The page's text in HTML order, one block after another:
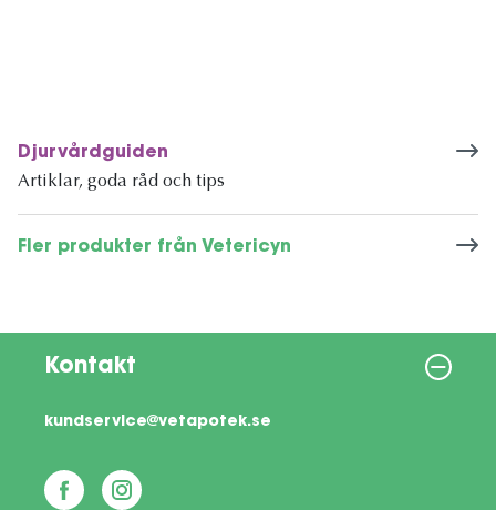
Djurvårdguiden
Artiklar, goda råd och tips
Fler produkter från Vetericyn
Kontakt
kundservice@vetapotek.se